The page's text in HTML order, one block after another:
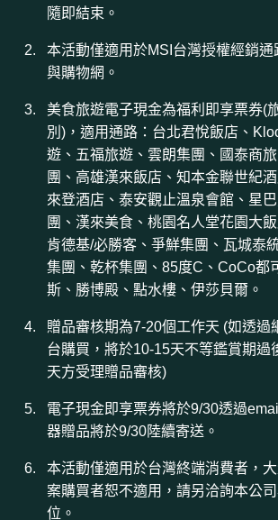
隨即結束。
本活動僅適用於MSI台灣授權經銷通
與購物網。
美食旅遊電子現金為福利即享票券(
別)，適用通路：台北君悅飯店、
遊、五福旅遊、雲朗集團、國泰商
團、高雄漢來飯店、知本金聯世紀
來登酒店、泰安觀止溫泉會館、星
團、漢來美食、桃園名人堂花園大飯
肯德基/必勝客、爭鮮集團、瓦城泰
集團、乾杯集團、85度C、CoCo都
斯、勝博殿、點水樓、伊莎貝爾。
贈品審核期為7-20個工作天 (如透過
台購買，將於10-15天不等鑑賞期過
天方受理贈品審核)
電子現金即享票券將於9/30透過
器贈品將於9/30陸續寄送。
本活動僅適用於台灣終端消費者，
案購買者恕不適用，請另洽詢本公
位。